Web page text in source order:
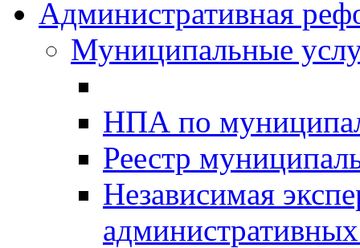
Административная
Муниципальные
НПА по
Реестр
Независимая